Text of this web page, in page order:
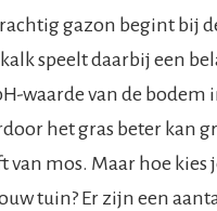
gazon begint bij
speelt daarbij een
waarde van de bodem
het gras beter kan
van mos. Maar hoe kies
tuin? Er zijn een